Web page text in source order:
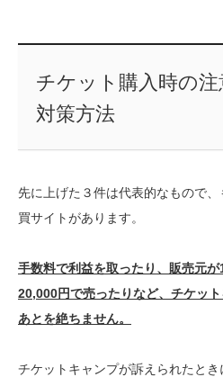
チケット購入時の
対策方法
先に上げた３件は代表的なもので
買サイトがあります。
手数料で利益を取ったり、販売元
20,000円で売ったりなど、チケッ
あとを絶ちません。
チケットキャンプが訴えられたと